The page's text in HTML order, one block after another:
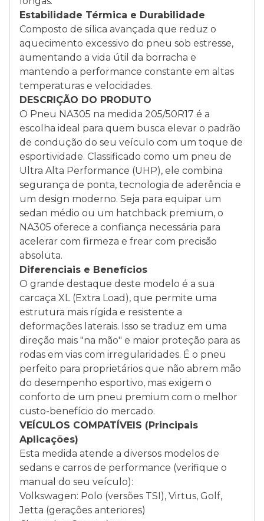
Estabilidade Térmica e Durabilidade
Composto de sílica avançada que reduz o
aquecimento excessivo do pneu sob estresse,
aumentando a vida útil da borracha e
mantendo a performance constante em altas
temperaturas e velocidades.
DESCRIÇÃO DO PRODUTO
O Pneu NA305 na medida 205/50R17 é a
escolha ideal para quem busca elevar o padrão
de condução do seu veículo com um toque de
esportividade. Classificado como um pneu de
Ultra Alta Performance (UHP), ele combina
segurança de ponta, tecnologia de aderência e
um design moderno. Seja para equipar um
sedan médio ou um hatchback premium, o
NA305 oferece a confiança necessária para
acelerar com firmeza e frear com precisão
absoluta.
Diferenciais e Benefícios
O grande destaque deste modelo é a sua
carcaça XL (Extra Load), que permite uma
estrutura mais rígida e resistente a
deformações laterais. Isso se traduz em uma
direção mais "na mão" e maior proteção para as
rodas em vias com irregularidades. É o pneu
perfeito para proprietários que não abrem mão
do desempenho esportivo, mas exigem o
conforto de um pneu premium com o melhor
custo-benefício do mercado.
VEÍCULOS COMPATÍVEIS (Principais
Aplicações)
Esta medida atende a diversos modelos de
sedans e carros de performance (verifique o
manual do seu veículo):
Volkswagen: Polo (versões TSI), Virtus, Golf,
Jetta (gerações anteriores)